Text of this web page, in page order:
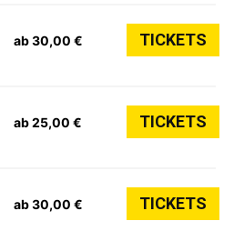
ab 30,00 € TICKETS
ab 25,00 € TICKETS
ab 30,00 € TICKETS